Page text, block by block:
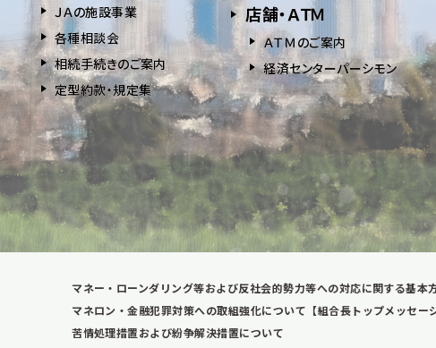
ＪＡの施設事業
各種相談会
相続⼿続きのご案内
定型約款・規定集
店舗・ＡＴＭ
ＡＴＭのご案内
経済センターパーシモン
マネー・ローンダリング等および反社会的勢力等への対応に関する基本
マネロン・金融犯罪対策への取組強化について【組合長トップメッセー
苦情処理措置および紛争解決措置について